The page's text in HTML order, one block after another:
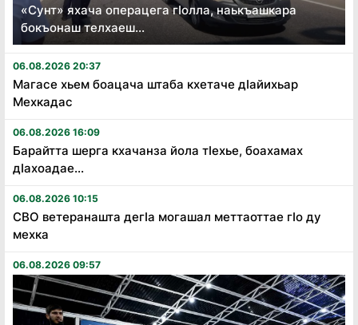
«Сунт» яхача операцега гӏолла, наькъашкара
бокъонаш телхаеш...
06.08.2026 20:37
Магасе хьем боацача штаба кхетаче дӏайихьар
Мехкадас
06.08.2026 16:09
Барайтта шерга кхачанза йола тӏехье, боахамах
дӏахоадае...
06.08.2026 10:15
СВО ветеранашта дегӏа могашал меттаоттае гӏо ду
мехка
06.08.2026 09:57